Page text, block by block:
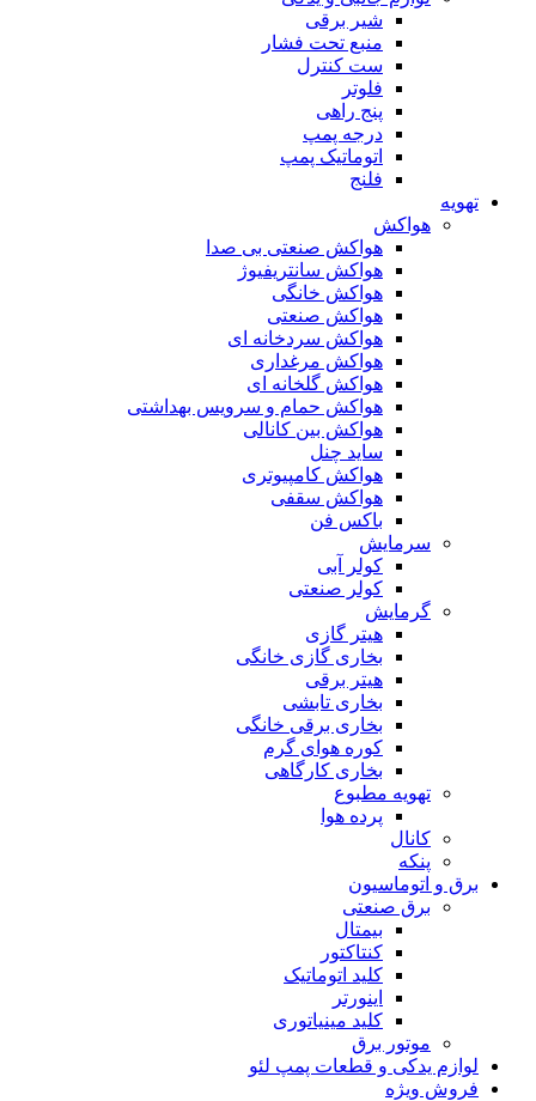
شیر برقی
منبع تحت فشار
ست کنترل
فلوتر
پنج راهی
درجه پمپ
اتوماتیک پمپ
فلنج
تهویه
هواکش
هواکش صنعتی بی صدا
هواکش سانتریفیوژ
هواکش خانگی
هواکش صنعتی
هواکش سردخانه ای
هواکش مرغداری
هواکش گلخانه ای
هواکش حمام و سرویس بهداشتی
هواکش بین کانالی
ساید چنل
هواکش کامپیوتری
هواکش سقفی
باکس فن
سرمایش
کولر آبی
کولر صنعتی
گرمایش
هیتر گازی
بخاری گازی خانگی
هیتر برقی
بخاری تابشی
بخاری برقی خانگی
کوره هوای گرم
بخاری کارگاهی
تهویه مطبوع
پرده هوا
کانال
پنکه
برق و اتوماسیون
برق صنعتی
بیمتال
کنتاکتور
کلید اتوماتیک
اینورتر
کلید مینیاتوری
موتور برق
لوازم یدکی و قطعات پمپ لئو
فروش ویژه